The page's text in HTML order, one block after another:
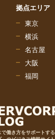
拠点エリア
東京
横浜
名古屋
大阪
福岡
で働き方をサポートする